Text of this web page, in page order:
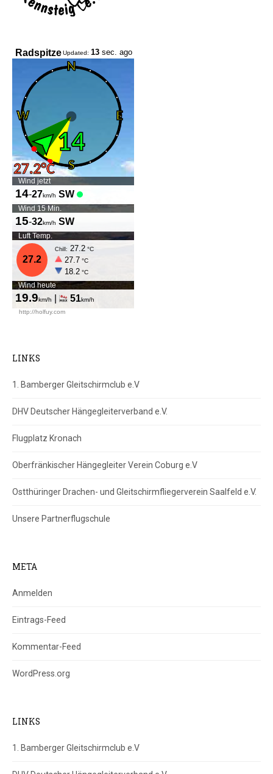
LINKS
1. Bamberger Gleitschirmclub e.V
DHV Deutscher Hängegleiterverband e.V.
Flugplatz Kronach
Oberfränkischer Hängegleiter Verein Coburg e.V
Ostthüringer Drachen- und Gleitschirmfliegerverein Saalfeld e.V.
Unsere Partnerflugschule
META
Anmelden
Eintrags-Feed
Kommentar-Feed
WordPress.org
LINKS
1. Bamberger Gleitschirmclub e.V